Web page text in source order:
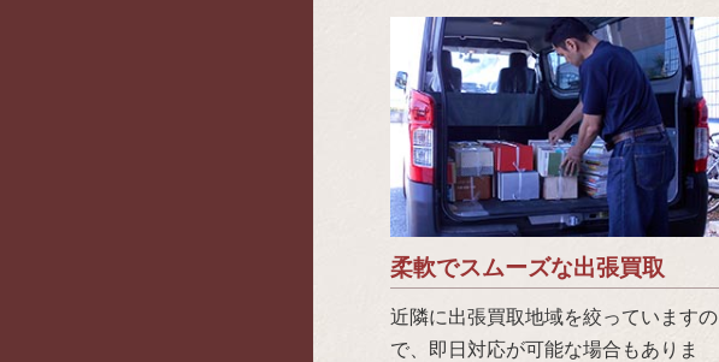
柔軟でスムーズな出張買取
近隣に出張買取地域を絞っていますの
で、即日対応が可能な場合もありま